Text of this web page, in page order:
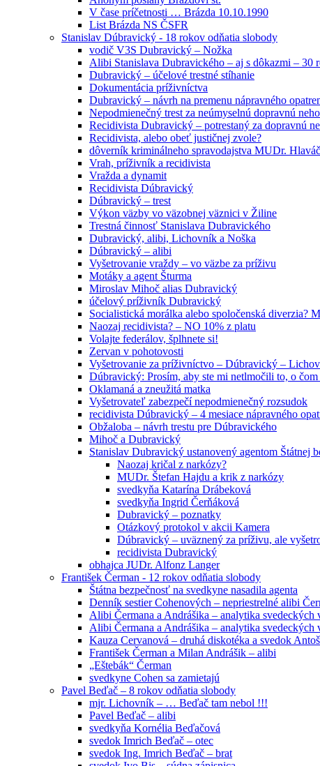
V čase príčetnosti … Brázda 10.10.1990
List Brázda NS ČSFR
Stanislav Dúbravický - 18 rokov odňatia slobody
vodič V3S Dubravický – Nožka
Alibi Stanislava Dubravického – aj s dôkazmi – 30
Dubravický – účelové trestné stíhanie
Dokumentácia príživníctva
Dubravický – návrh na premenu nápravného
Nepodmienečný trest za neúmyselnú dopravnú
Recidivista Dubravický – potrestaný za dopravnú
Recidivista, alebo obeť justičnej zvole?
dôverník kriminálneho spravodajstva MUDr. Hlaváč
Vrah, príživník a recidivista
Vražda a dynamit
Recidivista Dúbravický
Dúbravický – trest
Výkon väzby vo väzobnej väznici v Žiline
Trestná činnosť Stanislava Dubravického
Dubravický, alibi, Lichovník a Noška
Dúbravický – alibi
Vyšetrovanie vraždy – vo väzbe za príživu
Motáky a agent Šturma
Miroslav Mihoč alias Dubravický
účelový príživník Dubravický
Socialistická morálka alebo spoločenská diverzia?
Naozaj recidivista? – NO 10% z platu
Volajte federálov, šplhnete si!
Zervan v pohotovosti
Vyšetrovanie za príživníctvo – Dúbravický –
Dúbravický: Prosím, aby ste mi netlmočili to, o
Oklamaná a zneužitá matka
Vyšetrovateľ zabezpečí nepodmienečný rozsudok
recidivista Dúbravický – 4 mesiace nápravného
Obžaloba – návrh trestu pre Dúbravického
Mihoč a Dubravický
Stanislav Dubravický ustanovený agentom Štátnej
Naozaj kričal z narkózy?
MUDr. Štefan Hajdu a krik z narkózy
svedkyňa Katarína Drábeková
svedkyňa Ingrid Čerňáková
Dubravický – poznatky
Otázkový protokol v akcii Kamera
Dúbravický – uväznený za príživu, ale
recidivista Dubravický
obhajca JUDr. Alfonz Langer
František Čerman - 12 rokov odňatia slobody
Štátna bezpečnosť na svedkyne nasadila agenta
Denník sestier Cohenových – nepriestrelné alibi
Alibi Čermana a Andrášika – analytika svedeckých
Alibi Čermana a Andrášika – analytika svedeckých
Kauza Cervanová – druhá diskotéka a svedok
František Čerman a Milan Andrášik – alibi
„Eštebák“ Čerman
svedkyne Cohen sa zamietajú
Pavel Beďač – 8 rokov odňatia slobody
mjr. Lichovník – … Beďač tam nebol !!!
Pavel Beďač – alibi
svedkyňa Kornélia Beďačová
svedok Imrich Beďač – otec
svedok Ing. Imrich Beďač – brat